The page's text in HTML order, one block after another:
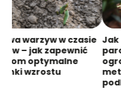
warzyw w czasie
– jak zapewnić
optymalne
wzrostu
Jak